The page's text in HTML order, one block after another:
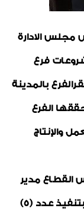
مجلس الادارة
مشروعات فرع
بالمدينة
حققها الفرع
والإنتاج
القطاع مدير
الفرع وأشار أن فرع الشركة يقوم حالياً بتنفيذ عدد (5)